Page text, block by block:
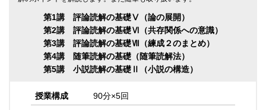
第1講 評論読解の基礎Ⅴ（論の展開）
第2講 評論読解の基礎Ⅵ（共存関係への意識）
第3講 評論読解の基礎Ⅶ（練成２のまとめ）
第4講 随筆読解の基礎（随筆読解法）
第5講 小説読解の基礎Ⅱ（小説の構造）
授業構成 90分×5回